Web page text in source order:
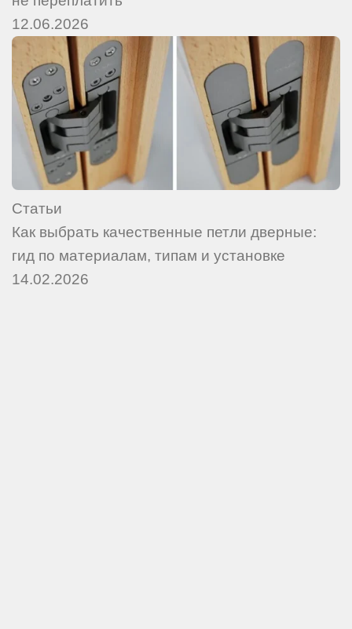
12.06.2026
Статьи
Как выбрать качественные петли дверные:
гид по материалам, типам и установке
14.02.2026